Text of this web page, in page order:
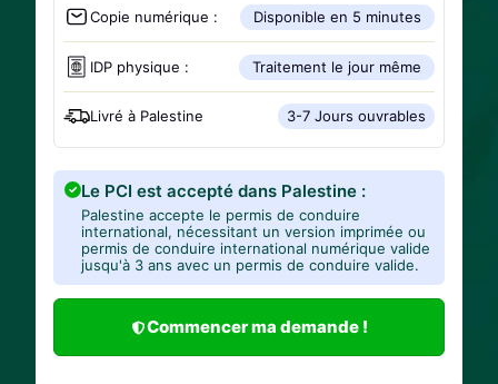
Copie numérique : Disponible en 5 minutes
IDP physique : Traitement le jour même
Livré à Palestine 3-7 Jours ouvrables
Le PCI est accepté dans Palestine :
Palestine accepte le permis de conduire
international, nécessitant un version imprimée ou
permis de conduire international numérique valide
jusqu'à 3 ans avec un permis de conduire valide.
Commencer ma demande !